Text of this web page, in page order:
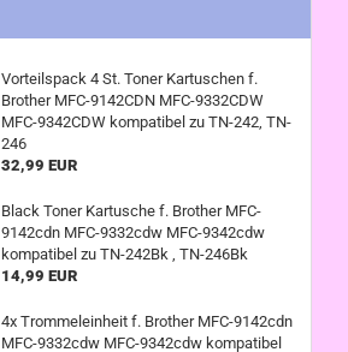
Vorteilspack 4 St. Toner Kartuschen f.
Brother MFC-9142CDN MFC-9332CDW
MFC-9342CDW kompatibel zu TN-242, TN-
246
32,99 EUR
Black Toner Kartusche f. Brother MFC-
9142cdn MFC-9332cdw MFC-9342cdw
kompatibel zu TN-242Bk , TN-246Bk
14,99 EUR
4x Trommeleinheit f. Brother MFC-9142cdn
MFC-9332cdw MFC-9342cdw kompatibel